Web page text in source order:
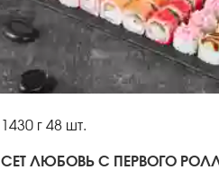
1430 г 48 шт.
СЕТ ЛЮБОВЬ С ПЕРВОГО